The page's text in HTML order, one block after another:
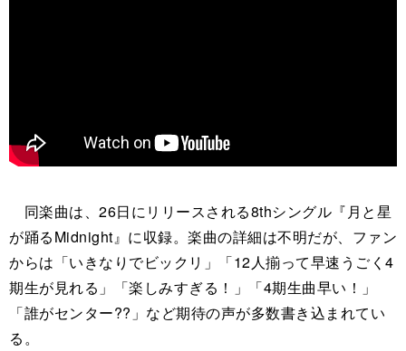
同楽曲は、26日にリリースされる8thシングル『月と星
が踊るMidnight』に収録。楽曲の詳細は不明だが、ファン
からは「いきなりでビックリ」「12人揃って早速うごく4
期生が見れる」「楽しみすぎる！」「4期生曲早い！」
「誰がセンター??」など期待の声が多数書き込まれてい
る。